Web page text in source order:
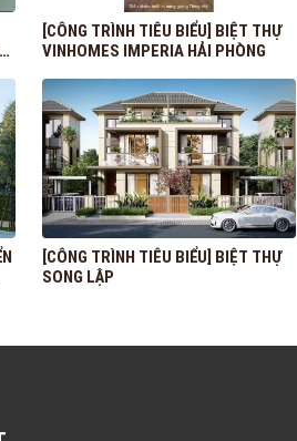
[CÔNG TRÌNH TIÊU BIỂU] BIỆT THỰ
VINHOMES IMPERIA HẢI PHÒNG
[CÔNG TRÌNH TIÊU BIỂU] BIỆT THỰ
SONG LẬP